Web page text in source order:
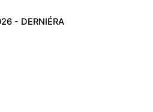
- DERNIÉRA